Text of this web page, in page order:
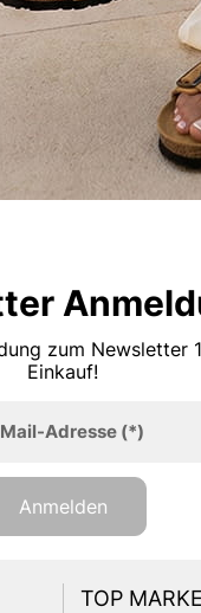
zum Newsletter
Einkauf!
Adresse(*)
Anmelden
TOP